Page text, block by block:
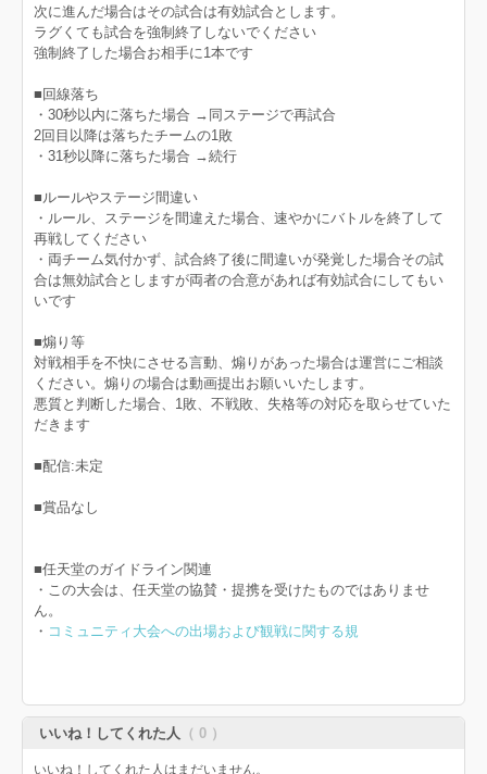
次に進んだ場合はその試合は有効試合とします。
ラグくても試合を強制終了しないでください
強制終了した場合お相手に1本です
■回線落ち
・30秒以内に落ちた場合 →同ステージで再試合
2回目以降は落ちたチームの1敗
・31秒以降に落ちた場合 →続行
■ルールやステージ間違い
・ルール、ステージを間違えた場合、速やかにバトルを終了して
再戦してください
・両チーム気付かず、試合終了後に間違いが発覚した場合その試
合は無効試合としますが両者の合意があれば有効試合にしてもい
いです
■煽り等
対戦相手を不快にさせる言動、煽りがあった場合は運営にご相談
ください。煽りの場合は動画提出お願いいたします。
悪質と判断した場合、1敗、不戦敗、失格等の対応を取らせていた
だきます
■配信:未定
■賞品なし
■任天堂のガイドライン関連
・この大会は、任天堂の協賛・提携を受けたものではありませ
ん。
・ コミュニティ大会への出場および観戦に関する規
いいね！してくれた人 （ 0 ）
いいね！してくれた人はまだいません。